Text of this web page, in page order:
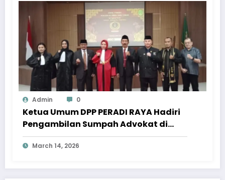
Admin 0
Ketua Umum DPP PERADI RAYA Hadiri
Pengambilan Sumpah Advokat di
Pengadilan Tinggi Jawa Tengah
March 14, 2026